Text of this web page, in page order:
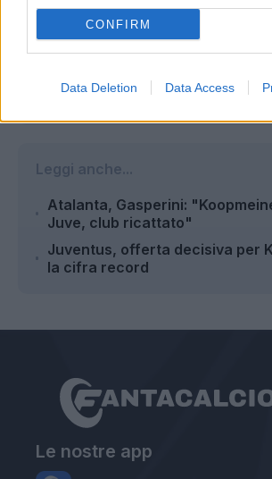
CONFIRM
Data Deletion Data Access
Autore
Gianmarco Della Ragione
Leggi anche...
Atalanta, Gasperini:
Juve, club ricattato"
Juventus, offerta decisiva per
la cifra record
Le nostre app